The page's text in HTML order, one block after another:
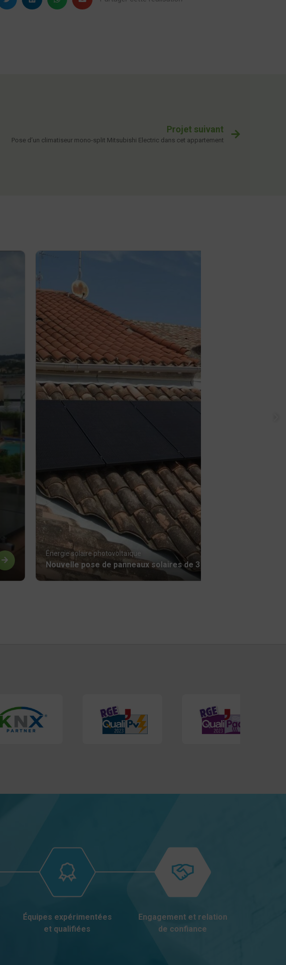
Projet suivant
Pose d’un climatiseur mono-split Mitsubishi Electric dans cet appartement
Énergie solaire photovoltaïque
Nouvelle pose de panneaux solaires de 3 kWc sur la commune
Équipes expérimentées
et qualifiées
Engagement et relation
de confiance